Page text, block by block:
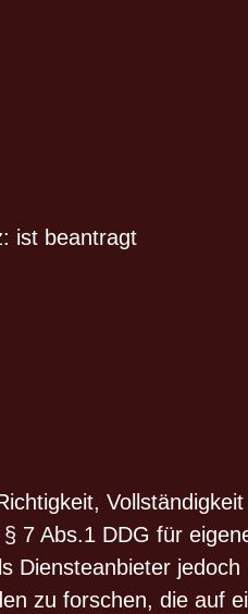
ist beantragt
7 Abs.1 DDG für
Diensteanbieter
zu forschen, die auf